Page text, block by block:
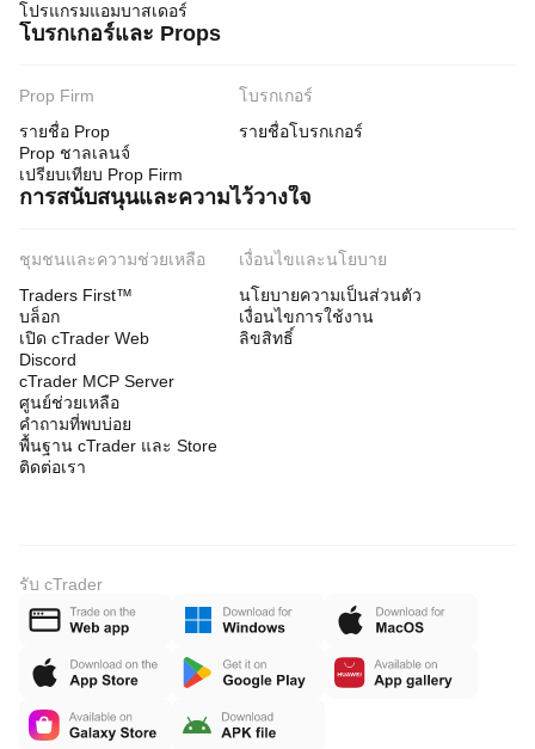
โปรแกรมแอมบาสเดอร์
โบรกเกอร์และ Props
Prop Firm
รายชื่อ Prop
Prop ชาลเลนจ์
เปรียบเทียบ Prop Firm
โบรกเกอร์
รายชื่อโบรกเกอร์
การสนับสนุนและความไว้วางใจ
ชุมชนและความช่วยเหลือ
Traders First™
บล็อก
เปิด cTrader Web
Discord
cTrader MCP Server
ศูนย์ช่วยเหลือ
คำถามที่พบบ่อย
พื้นฐาน cTrader และ Store
ติดต่อเรา
เงื่อนไขและนโยบาย
นโยบายความเป็นส่วนตัว
เงื่อนไขการใช้งาน
ลิขสิทธิ์
รับ cTrader